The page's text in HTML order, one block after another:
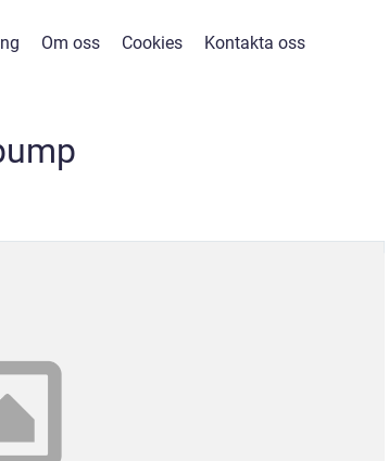
Om oss Cookies Kontakta oss